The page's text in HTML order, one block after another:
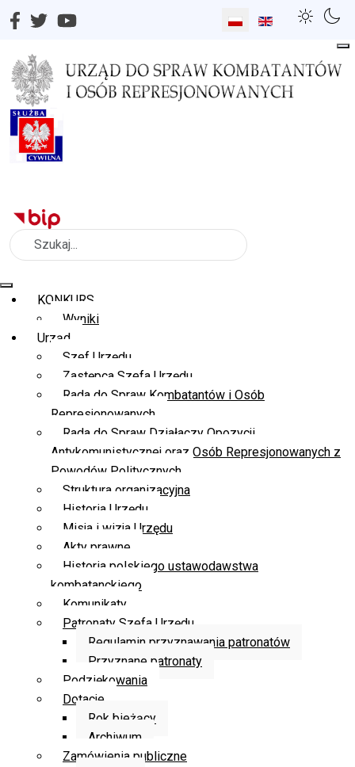
Wybierz swój język
Szukaj
KONKURS
Wyniki
Urząd
Szef Urzędu
Zastępca Szefa Urzędu
Rada do Spraw Kombatantów i Osób
Represjonowanych
Rada do Spraw Działaczy Opozycji
Antykomunistycznej oraz Osób Represjonowanych z
Powodów Politycznych
Struktura organizacyjna
Historia Urzędu
Misja i wizja Urzędu
Akty prawne
Historia polskiego ustawodawstwa
kombatanckiego
Komunikaty
Patronaty Szefa Urzędu
Regulamin przyznawania patronatów
Przyznane patronaty
Podziękowania
Dotacje
Rok bieżący
Archiwum
Zamówienia publiczne